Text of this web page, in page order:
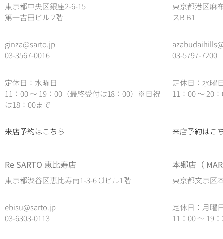
東京都中央区銀座2-6-15
第一吉田ビル 2階
ginza@sarto.jp
03-3567-0016
定休日：水曜日
11：00 ～ 19：00（最終受付は18：00）※日祝
は18：00まで
東京都港区麻
スB B1
03-5797-7200
定休日：水曜日
11：00 ～ 20
来店予約はこちら 来店予約はこ
Re SARTO 恵比寿店
東京都渋谷区恵比寿南1-3-6 Clビル1階
ebisu@sarto.jp
03-6303-0113
本郷店（
東京都文京区
定休日：月曜
11：00 ～ 19